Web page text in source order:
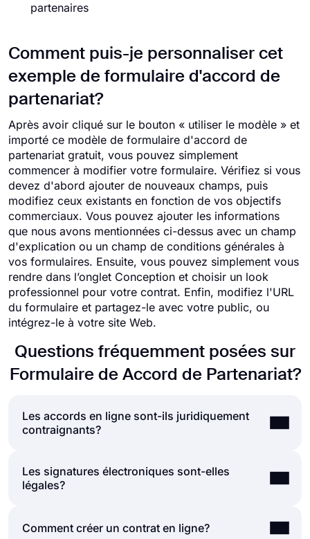
partenaires
Comment puis-je personnaliser cet
exemple de formulaire d'accord de
partenariat?
Après avoir cliqué sur le bouton « utiliser le modèle » et
importé ce modèle de formulaire d'accord de
partenariat gratuit, vous pouvez simplement
commencer à modifier votre formulaire. Vérifiez si vous
devez d'abord ajouter de nouveaux champs, puis
modifiez ceux existants en fonction de vos objectifs
commerciaux. Vous pouvez ajouter les informations
que nous avons mentionnées ci-dessus avec un champ
d'explication ou un champ de conditions générales à
vos formulaires. Ensuite, vous pouvez simplement vous
rendre dans l’onglet Conception et choisir un look
professionnel pour votre contrat. Enfin, modifiez l'URL
du formulaire et partagez-le avec votre public, ou
intégrez-le à votre site Web.
Questions fréquemment posées sur
Formulaire de Accord de Partenariat?
Les accords en ligne sont-ils juridiquement
contraignants?
La réponse à cette question est simple: "oui". Les
accords en ligne sont juridiquement contraignants,
facilement créer un formulaire d'accord en ligne et
recueillir des réponses sans vous inquiéter. Ces
Les signatures électroniques sont-elles
légales?
Les signatures électroniques sont considérées
Comment créer un contrat en ligne?